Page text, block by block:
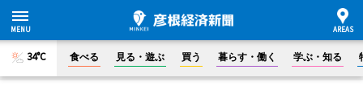
34°C 食べる 見る・遊ぶ 買う 暮らす・働く 学ぶ・知る